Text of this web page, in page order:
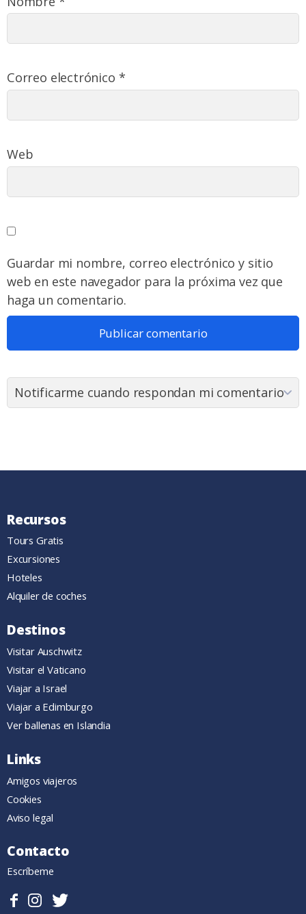
Correo electrónico *
Web
Guardar mi nombre, correo electrónico y sitio
web en este navegador para la próxima vez que
haga un comentario.
Recursos
Tours Gratis
Excursiones
Hoteles
Alquiler de coches
Destinos
Visitar Auschwitz
Visitar el Vaticano
Viajar a Israel
Viajar a Edimburgo
Ver ballenas en Islandia
Links
Amigos viajeros
Cookies
Aviso legal
Contacto
Escríbeme
Sigueme
FollowFollow